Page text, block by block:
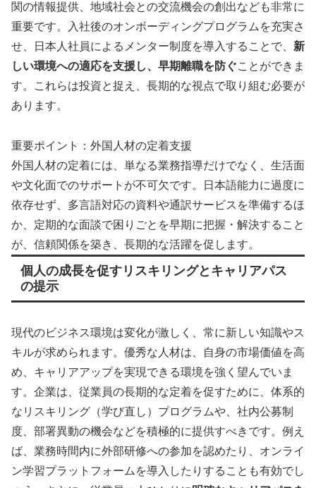
関の情報提供、地域社会との交流機会の創出なども非常に
重要です。入社後のオンボーディングプログラムを充実さ
せ、日本人社員によるメンター制度を導入することで、 新
しい環境への適応を支援し、早期離職を防ぐことができま
す。これらは投資と捉え、長期的な視点で取り組む必要が
あります。
重要ポイント：外国人材の定着支援
外国人材の定着には、単なる業務指導だけでなく、生活面
や文化面でのサポートが不可欠です。日本語能力に過度に
依存せず、多言語対応の資料や通訳サービスを準備するほ
か、定期的な面談で困りごとを早期に把握・解決すること
が、信頼関係を築き、長期的な活躍を促します。
個人の成長を促すリスキリングとキャリアパス
の提示
現代のビジネス環境は変化が激しく、常に新しい知識やス
キルが求められます。優秀な人材は、自身の市場価値を高
め、キャリアアップを実現できる環境を強く望んでいま
す。企業は、従業員の長期的な定着を促すために、体系的
なリスキリング（学び直し）プログラムや、社内公募制
度、部署異動の機会などを積極的に提供すべきです。例え
ば、業務時間内に外部研修への参加を認めたり、オンライ
ン学習プラットフォームを導入したりすることも有効でし